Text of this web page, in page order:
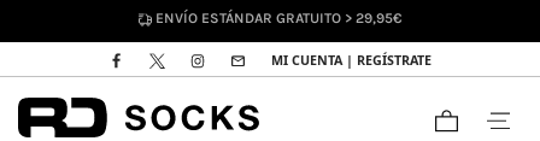
ENVÍO ESTÁNDAR GRATUITO > 29,95€
MI CUENTA | REGÍSTRATE